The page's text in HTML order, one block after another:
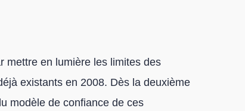
mettre en lumière les limites des
existants en 2008. Dès la deuxième
modèle de confiance de ces